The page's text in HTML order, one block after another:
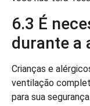
6.3 É
durante a
Crianças e
ventilação
para sua segurança.